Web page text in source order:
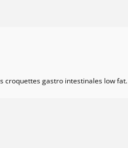
croquettes gastro intestinales low fat.